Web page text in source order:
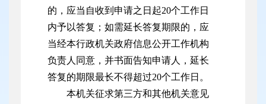
的，应当自收到申请之日起20个工作日
内予以答复；如需延长答复期限的，应
当经本行政机关政府信息公开工作机构
负责人同意，并书面告知申请人，延长
答复的期限最长不得超过20个工作日。
本机关征求第三方和其他机关意见